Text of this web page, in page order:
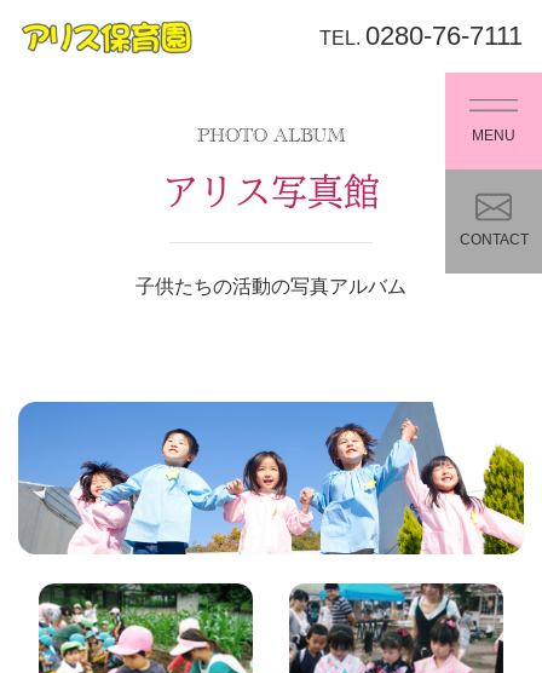
TEL. 0280-76-7111
MENU
CONTACT
PHOTO ALBUM
アリス写真館
子供たちの活動の写真アルバム